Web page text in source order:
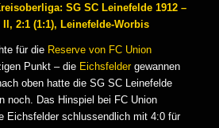
SG SC Leinefelde 1912 –
2:1 (1:1), Leinefelde-Worbis
für die Reserve von FC Union
Punkt – die Eichsfeldergewannen
oben hatte die SG SC Leinefelde
noch. Das Hinspiel bei FC Union
Eichsfelder schlussendlich mit 4:0 für